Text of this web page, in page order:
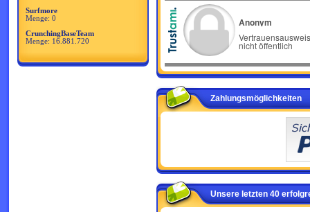
Surfmore
Menge: 0
CrunchingBaseTeam
Menge: 16.881.720
Zahlungsmöglichkeiten
Unsere letzten 40